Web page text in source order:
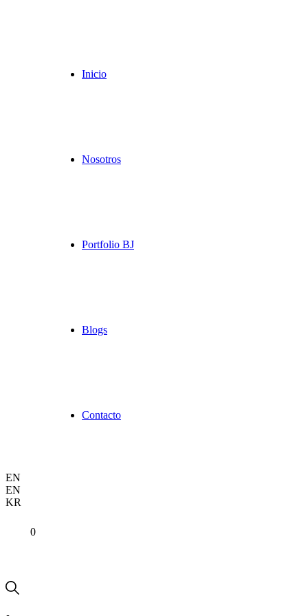
Inicio
Nosotros
Portfolio BJ
Blogs
Contacto
EN
EN
KR
0